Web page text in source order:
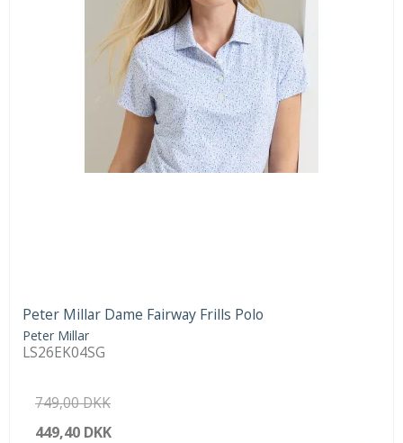
Peter Millar Dame Fairway Frills Polo
Peter Millar
LS26EK04SG
749,00 DKK
449,40 DKK